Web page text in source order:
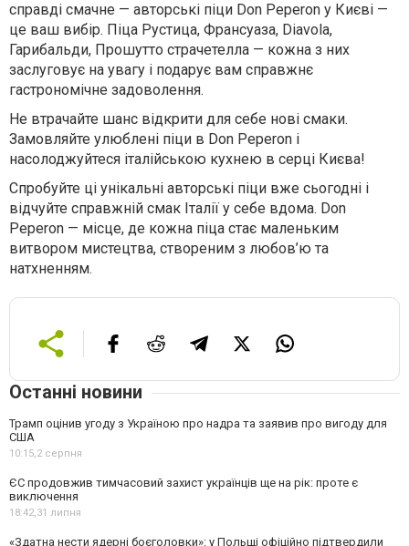
справді смачне — авторські піци Don Peperon у Києві —
це ваш вибір. Піца Рустица, Франсуаза, Diavola,
Гарибальди, Прошутто страчетелла — кожна з них
заслуговує на увагу і подарує вам справжнє
гастрономічне задоволення.
Не втрачайте шанс відкрити для себе нові смаки.
Замовляйте улюблені піци в Don Peperon і
насолоджуйтеся італійською кухнею в серці Києва!
Спробуйте ці унікальні авторські піци вже сьогодні і
відчуйте справжній смак Італії у себе вдома. Don
Peperon — місце, де кожна піца стає маленьким
витвором мистецтва, створеним з любов’ю та
натхненням.
Останні новини
Трамп оцінив угоду з Україною про надра та заявив про вигоду для
США
10:15,2 серпня
ЄС продовжив тимчасовий захист українців ще на рік: проте є
виключення
18:42,31 липня
«Здатна нести ядерні боєголовки»: у Польщі офіційно підтвердили